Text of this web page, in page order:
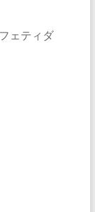
ェティダ